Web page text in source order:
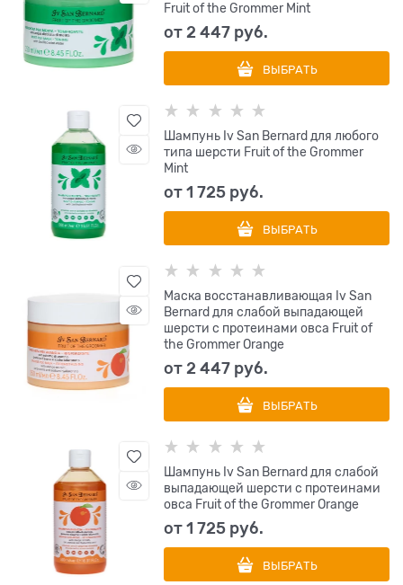
Fruit of the Grommer Mint
от2 447 руб.
ВЫБРАТЬ
Шампунь Iv San Bernard для любого
типа шерсти Fruit of the Grommer
Mint
от1 725 руб.
ВЫБРАТЬ
Маска восстанавливающая Iv San
Bernard для слабой выпадающей
шерсти с протеинами овса Fruit of
the Grommer Orange
от2 447 руб.
ВЫБРАТЬ
Шампунь Iv San Bernard для слабой
выпадающей шерсти с протеинами
овса Fruit of the Grommer Orange
от1 725 руб.
ВЫБРАТЬ